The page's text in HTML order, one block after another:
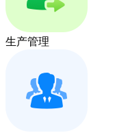
生产管理